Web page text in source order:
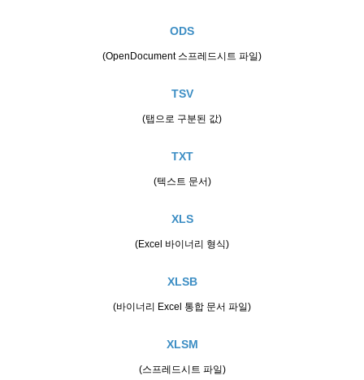
ODS
(OpenDocument 스프레드시트 파일)
TSV
(탭으로 구분된 값)
TXT
(텍스트 문서)
XLS
(Excel 바이너리 형식)
XLSB
(바이너리 Excel 통합 문서 파일)
XLSM
(스프레드시트 파일)